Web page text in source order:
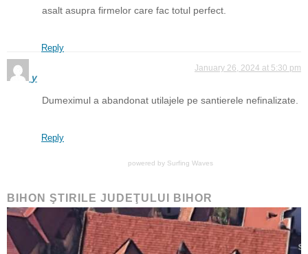
asalt asupra firmelor care fac totul perfect.
Reply
y
January 26, 2024 at 5:30 pm
Dumeximul a abandonat utilajele pe santierele nefinalizate.
Reply
powered by Surfing Waves
BIHON ŞTIRILE JUDEŢULUI BIHOR